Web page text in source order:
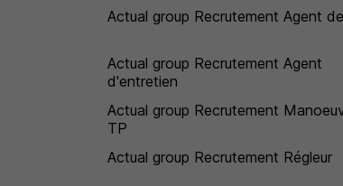
Actual group Recrutement Agent
Actual group Recrutement Agent
d'entretien
Actual group Recrutement
TP
Actual group Recrutement Régleur